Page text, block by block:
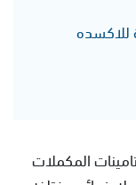
للاكسده
المكملات